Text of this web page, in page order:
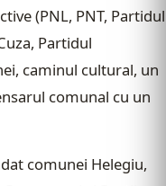
(PNL, PNT, Partidul
Partidul
caminul cultural, un
comunal cu un
comunei Helegiu,